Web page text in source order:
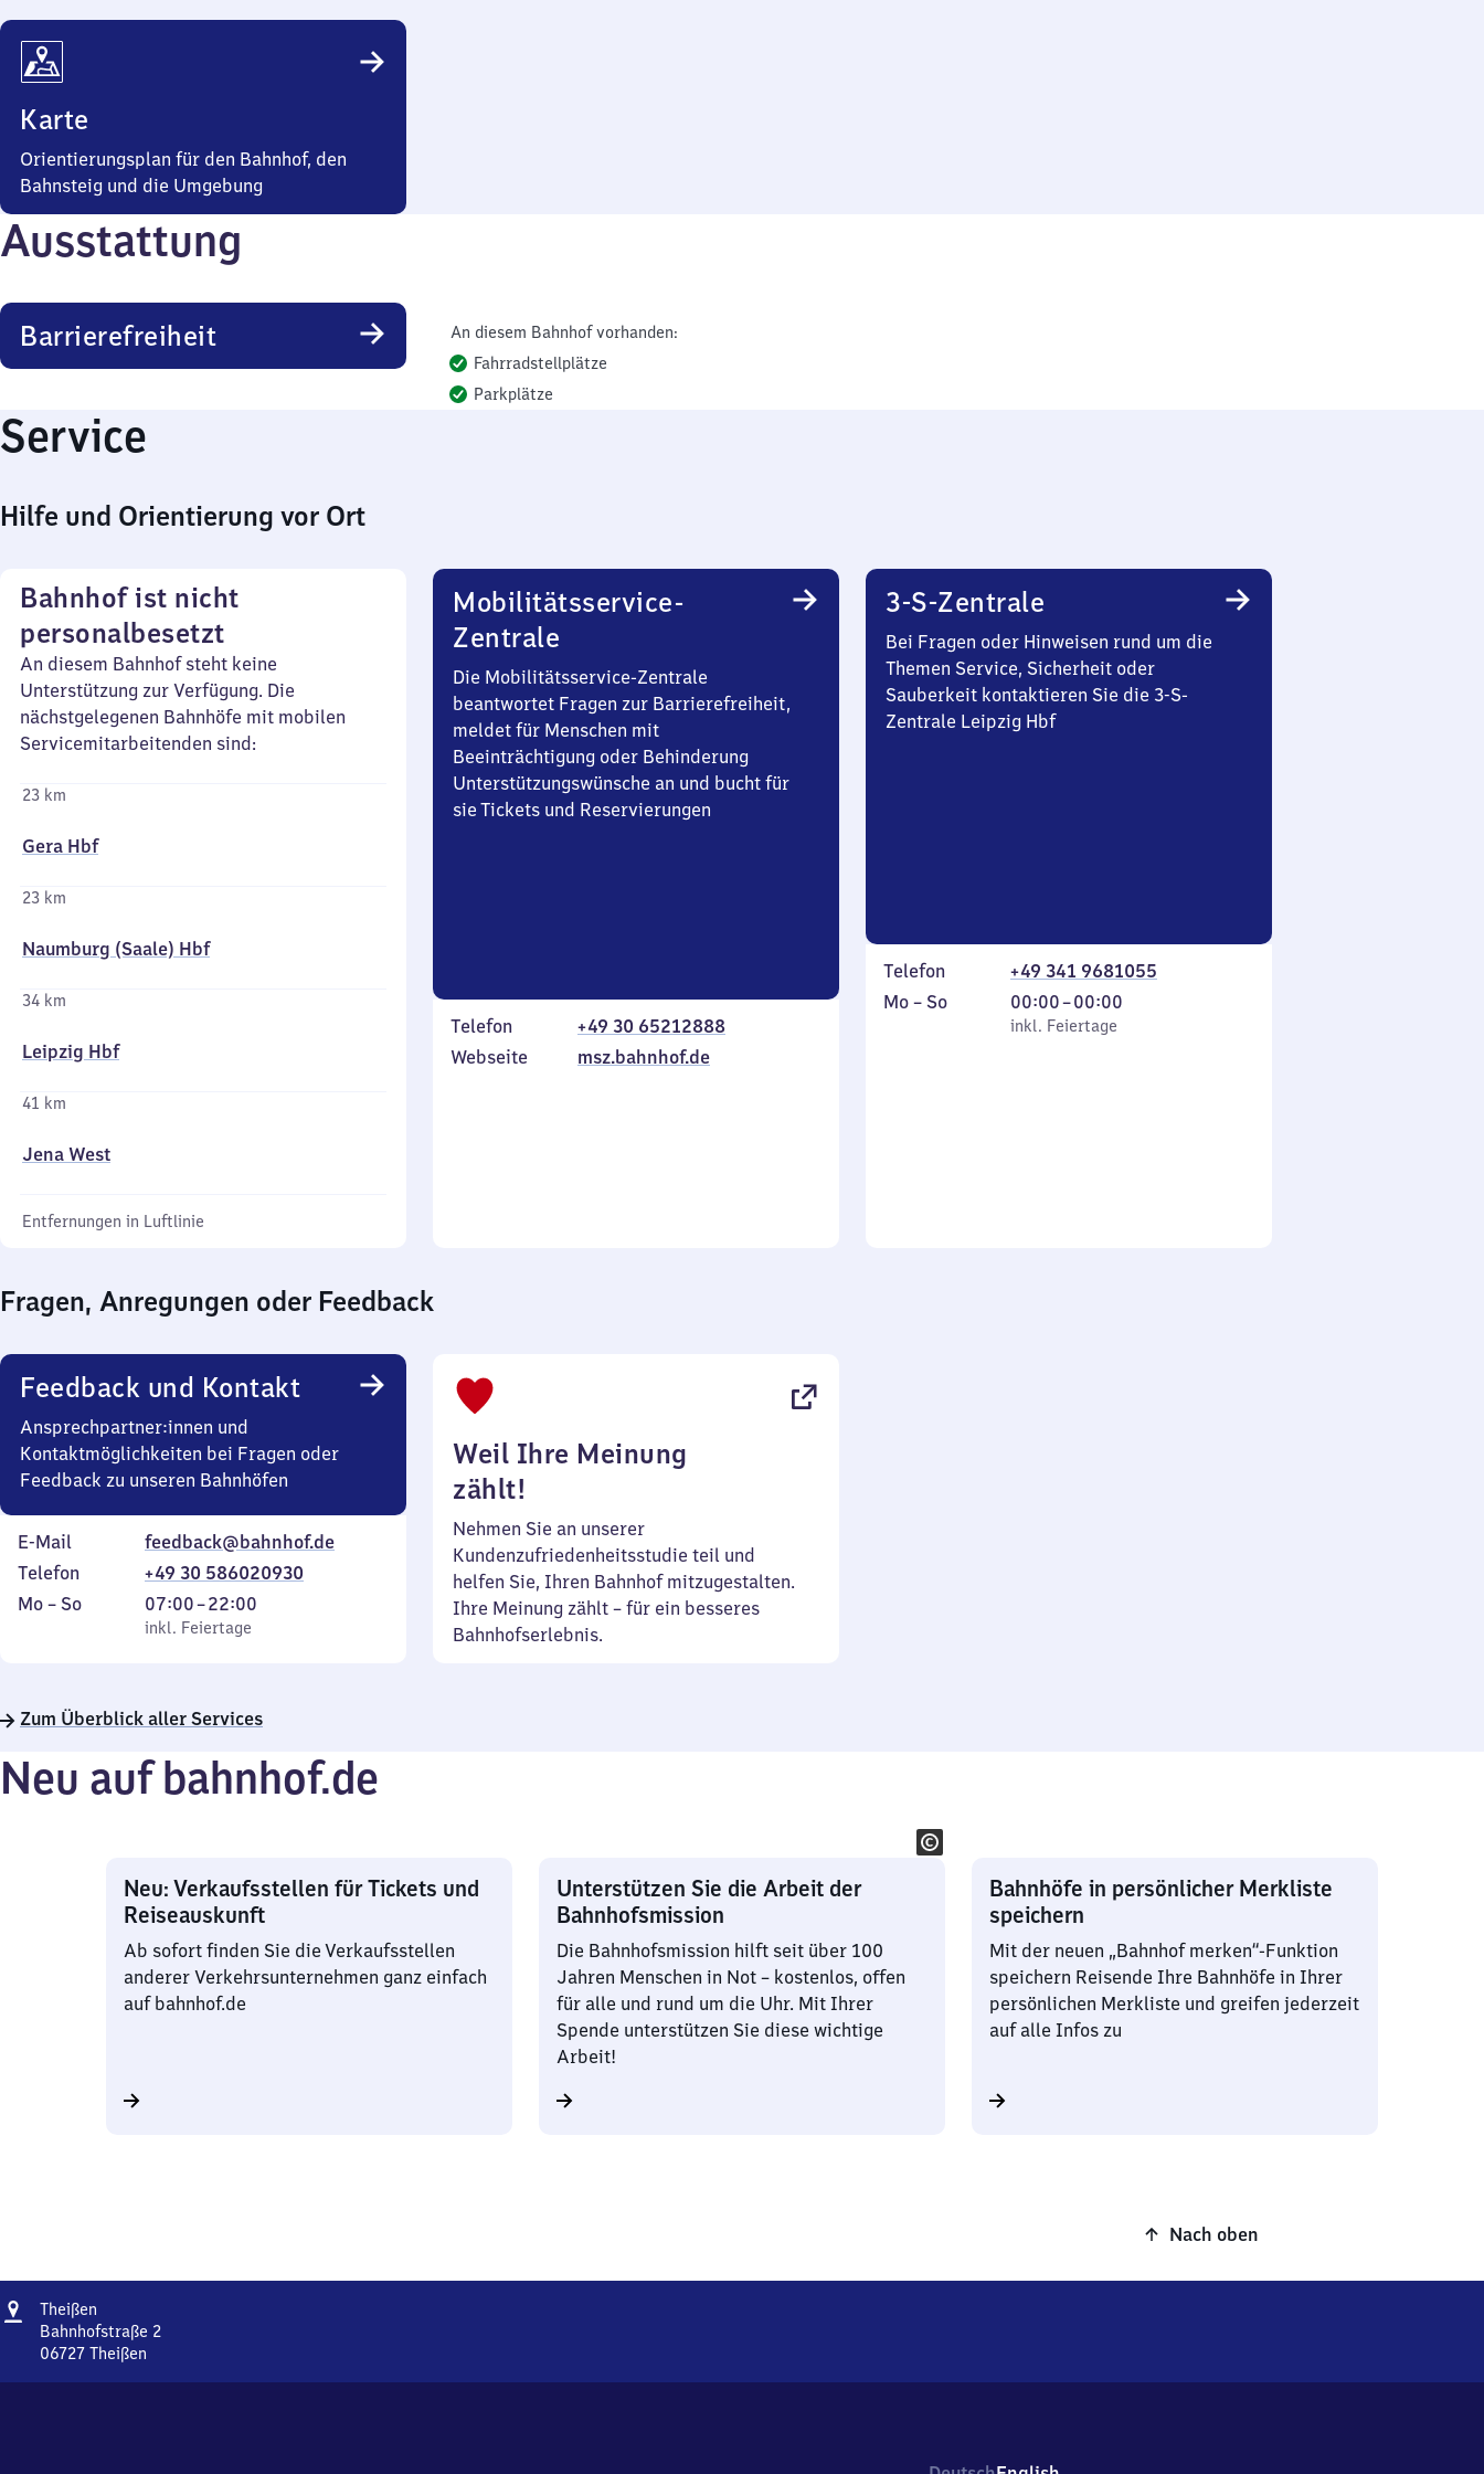
Karte
Orientierungsplan für den Bahnhof, den
Bahnsteig und die Umgebung
Ausstattung
Barrierefreiheit
An diesem Bahnhof vorhanden:
Fahrradstellplätze
Parkplätze
Service
Hilfe und Orientierung vor Ort
Bahnhof ist nicht
personalbesetzt
An diesem Bahnhof steht keine
Unterstützung zur Verfügung. Die
nächstgelegenen Bahnhöfe mit mobilen
Servicemitarbeitenden sind:
23 km
Gera Hbf
23 km
Naumburg (Saale) Hbf
34 km
Leipzig Hbf
41 km
Jena West
Entfernungen in Luftlinie
Mobilitätsservice-
Zentrale
Die Mobilitätsservice-Zentrale
beantwortet Fragen zur Barrierefreiheit,
meldet für Menschen mit
Beeinträchtigung oder Behinderung
Unterstützungswünsche an und bucht für
sie Tickets und Reservierungen
Telefon
+49 30 65212888
Webseite
msz.bahnhof.de
3-S-Zentrale
Bei Fragen oder Hinweisen rund um die
Themen Service, Sicherheit oder
Sauberkeit kontaktieren Sie die 3-S-
Zentrale Leipzig Hbf
Telefon
+49 341 9681055
Montag
Mo – So,
inkl. Feiertage
00:00–00:00
Von
0
inkl. Feiertage
Fragen, Anregungen oder Feedback
Feedback und Kontakt
Ansprechpartner:innen und
Kontaktmöglichkeiten bei Fragen oder
Feedback zu unseren Bahnhöfen
E-Mail
feedback@bahnhof.de
Telefon
+49 30 586020930
Montag
Mo – So,
inkl. Feiertage
07:00–22:00
Von
7
22
inkl. Feiertage
Weil Ihre Meinung
zählt!
Nehmen Sie an unserer
Kundenzufriedenheitsstudie teil und
helfen Sie, Ihren Bahnhof mitzugestalten.
Ihre Meinung zählt – für ein besseres
Bahnhofserlebnis.
Zum Überblick aller Services
Neu auf bahnhof.de
Neu: Verkaufsstellen für Tickets und
Reiseauskunft
Ab sofort finden Sie die Verkaufsstellen
anderer Verkehrsunternehmen ganz einfach
auf bahnhof.de
Unterstützen Sie die Arbeit der
Bahnhofsmission
Die Bahnhofsmission hilft seit über 100
Jahren Menschen in Not – kostenlos, offen
für alle und rund um die Uhr. Mit Ihrer
Spende unterstützen Sie diese wichtige
Arbeit!
Bahnhöfe in persönlicher Merkliste
speichern
Mit der neuen „Bahnhof merken“-Funktion
speichern Reisende Ihre Bahnhöfe in Ihrer
persönlichen Merkliste und greifen jederzeit
auf alle Infos zu
Nach oben
Adresse
Theißen
Bahnhofstraße 2
06727 Theißen